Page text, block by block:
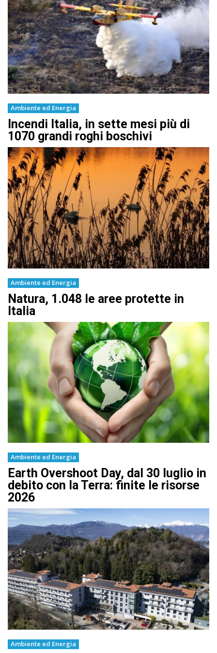
Ambiente ed Energia
Incendi Italia, in sette mesi più di
1070 grandi roghi boschivi
Ambiente ed Energia
Natura, 1.048 le aree protette in
Italia
Ambiente ed Energia
Earth Overshoot Day, dal 30 luglio in
debito con la Terra: finite le risorse
2026
Ambiente ed Energia